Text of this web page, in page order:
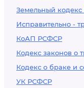
Земельный
Исправительно -
КоАП РСФСР
Кодекс законов о
Кодекс о браке и
УК РСФСР